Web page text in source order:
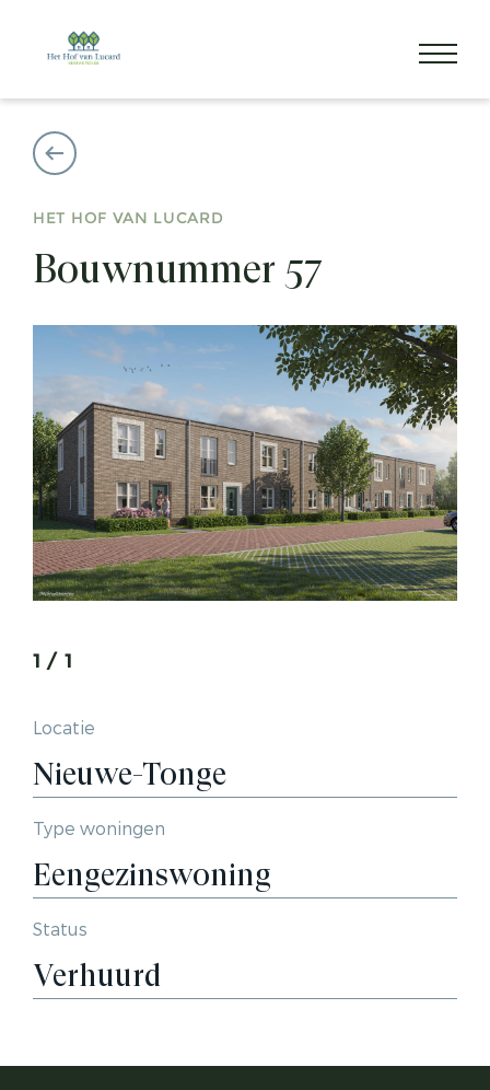
HET HOF VAN LUCARD
Bouwnummer 57
1 / 1
Locatie
Nieuwe-Tonge
Type woningen
Eengezinswoning
Status
Verhuurd